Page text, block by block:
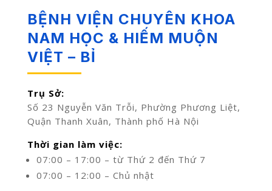
BỆNH VIỆN CHUYÊN KHOA
NAM HỌC & HIẾM MUỘN
VIỆT – BỈ
Trụ Sở:
Số 23 Nguyễn Văn Trỗi, Phường Phương Liệt,
Quận Thanh Xuân, Thành phố Hà Nội
Thời gian làm việc:
07:00 – 17:00 – từ Thứ 2 đến Thứ 7
07:00 – 12:00 – Chủ nhật